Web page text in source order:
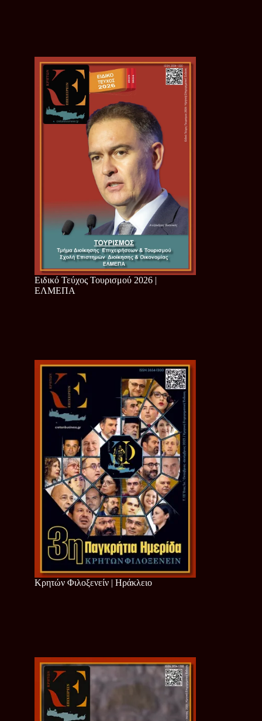
Ειδικό Τεύχος Τουρισμού 2026 |
ΕΛΜΕΠΑ
Κρητών Φιλοξενείν | Ηράκλειο